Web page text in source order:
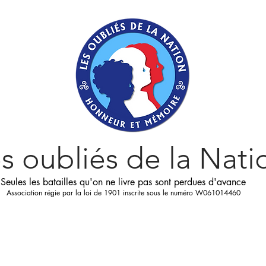
oubliés de la
Seules les batailles qu'on ne livre pas sont perdues d'avance
Association régie par la loi de 1901 inscrite sous le numéro W061014460